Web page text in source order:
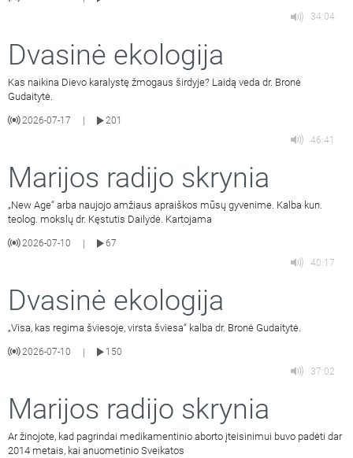
34:04
Dvasinė ekologija
Kas naikina Dievo karalystę žmogaus širdyje? Laidą veda dr. Bronė
Gudaitytė.
2026-07-17
201
46:41
Marijos radijo skrynia
„New Age“ arba naujojo amžiaus apraiškos mūsų gyvenime. Kalba kun.
teolog. mokslų dr. Kęstutis Dailydė. Kartojama
2026-07-10 |
67
40:17
Dvasinė ekologija
„Visa, kas regima šviesoje, virsta šviesa“ kalba dr. Bronė Gudaitytė.
2026-07-10 |
150
37:02
Marijos radijo skrynia
Ar žinojote, kad pagrindai medikamentinio aborto įteisinimui buvo padėti dar
2014 metais, kai anuometinio Sveikatos